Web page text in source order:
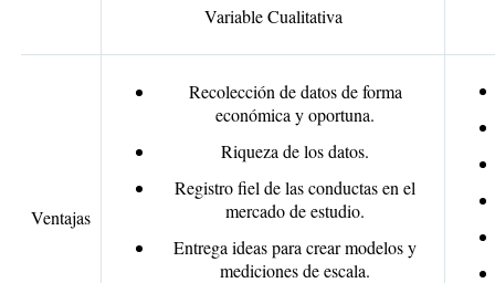
Variable Cualitativa
Ventajas
Recolección de datos de forma
económica y oportuna.
Riqueza de los datos.
Registro fiel de las conductas en el
mercado de estudio.
Entrega ideas para crear modelos y
mediciones de escala.